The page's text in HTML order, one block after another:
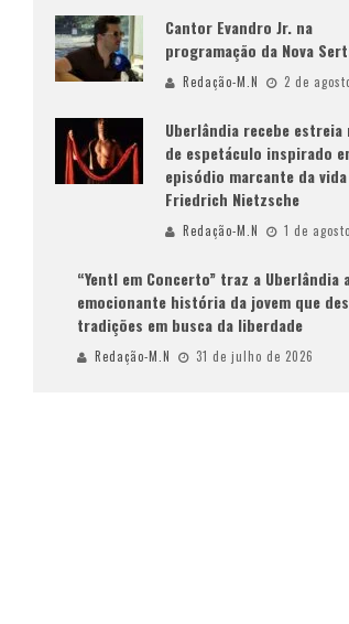
Cantor Evandro Jr. na
programação da Nova
Redação-M.N 2 de
Uberlândia recebe estreia
de espetáculo inspirado
episódio marcante da
Friedrich Nietzsche
Redação-M.N 1 de
“Yentl em Concerto” traz a Uberlândia
emocionante história da jovem que
tradições em busca da liberdade
Redação-M.N 31 de julho de 2026